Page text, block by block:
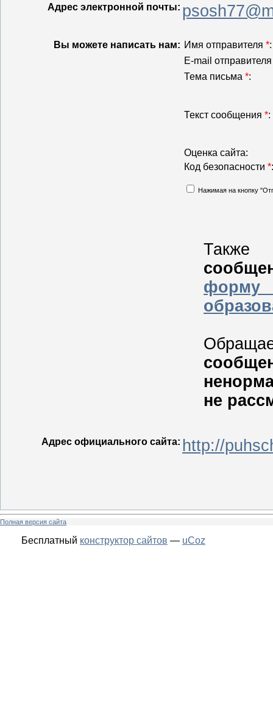
Адрес электронной почты:
Вы можете написать нам: Имя отправителя *:
E-mail
Тема письма *:
Текст сообщения *:
Оценка сайта:
Код безопасности *:
Нажимая на кнопку
форму
не
Адрес официального сайта: http://
Полная версия сайта
Бесплатный конструктор сайтов — uCoz